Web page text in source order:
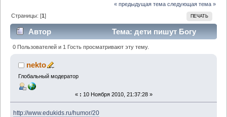
« предыдущая тема следующая тема »
ПЕЧАТЬ
Страницы: [1]
Автор
Тема: дети пишут Богу
(Прочитано 1838 раз)
0 Пользователей и 1 Гость просматривают эту тему.
nekto
Глобальный модератор
« : 10 Ноября 2010, 21:37:28 »
http://www.edukids.ru/humor/20